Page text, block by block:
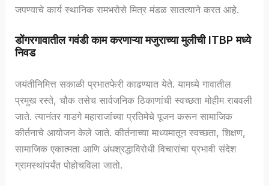
जपण्याचे कार्य स्थानिक रामभरोसे मित्र मंडळ सातत्याने करत आहे.
डोंगरगावातील गवंडी काम करणाऱ्या मजुराच्या मुलीची ITBP मध्ये
निवड
जयंतीनिमित्त सकाळी प्रभातफेरी काढण्यात येते. यामध्ये गावातील
प्रमुख रस्ते, चौक तसेच सार्वजनिक ठिकाणांची स्वच्छता मोहीम राबवली
जाते. त्यानंतर गाडगे महाराजांच्या प्रतिमेचे पूजन करून सामाजिक
कीर्तनाचे आयोजन केले जाते. कीर्तनाच्या माध्यमातून स्वच्छता, शिक्षण,
सामाजिक एकात्मता आणि अंधश्रद्धाविरोधी विचारांचा प्रभावी संदेश
ग्रामस्थांपर्यंत पोहोचविला जातो.